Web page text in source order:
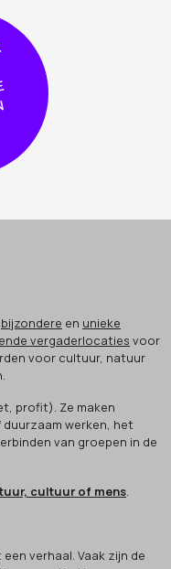
bijzondere en unieke
vergaderlocaties voor
voor cultuur, natuur
profit). Ze maken
werken, het
van groepen in de
cultuur of mens.
verhaal. Vaak zijn de